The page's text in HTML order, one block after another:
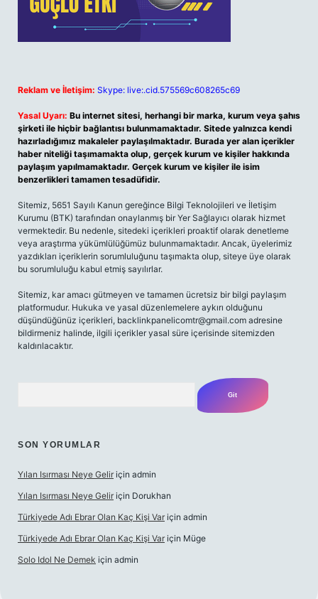
Reklam ve İletişim: Skype: live:.cid.575569c608265c69
Yasal Uyarı: Bu internet sitesi, herhangi bir marka, kurum veya şahıs
şirketi ile hiçbir bağlantısı bulunmamaktadır. Sitede yalnızca kendi
hazırladığımız makaleler paylaşılmaktadır. Burada yer alan içerikler
haber niteliği taşımamakta olup, gerçek kurum ve kişiler hakkında
paylaşım yapılmamaktadır. Gerçek kurum ve kişiler ile isim
benzerlikleri tamamen tesadüfidir.
Sitemiz, 5651 Sayılı Kanun gereğince Bilgi Teknolojileri ve İletişim
Kurumu (BTK) tarafından onaylanmış bir Yer Sağlayıcı olarak hizmet
vermektedir. Bu nedenle, sitedeki içerikleri proaktif olarak denetleme
veya araştırma yükümlülüğümüz bulunmamaktadır. Ancak, üyelerimiz
yazdıkları içeriklerin sorumluluğunu taşımakta olup, siteye üye olarak
bu sorumluluğu kabul etmiş sayılırlar.
Sitemiz, kar amacı gütmeyen ve tamamen ücretsiz bir bilgi paylaşım
platformudur. Hukuka ve yasal düzenlemelere aykırı olduğunu
düşündüğünüz içerikleri, backlinkpanelicomtr@gmail.com adresine
bildirmeniz halinde, ilgili içerikler yasal süre içerisinde sitemizden
kaldırılacaktır.
SON YORUMLAR
Yılan Isırması Neye Gelir için admin
Yılan Isırması Neye Gelir için Dorukhan
Türkiyede Adı Ebrar Olan Kaç Kişi Var için admin
Türkiyede Adı Ebrar Olan Kaç Kişi Var için Müge
Solo Idol Ne Demek için admin